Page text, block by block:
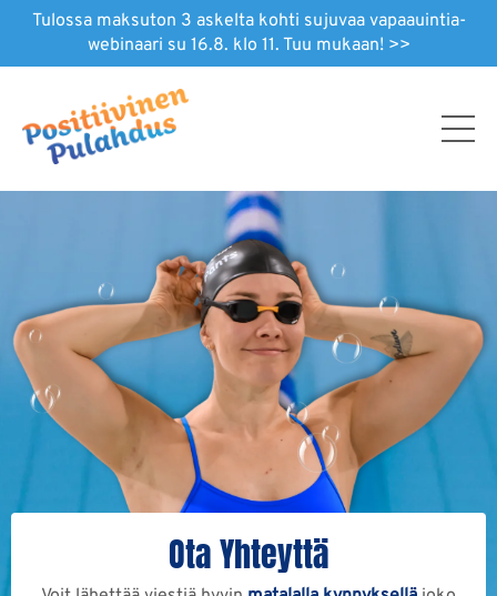
Tulossa maksuton 3 askelta kohti sujuvaa vapaauintia-
webinaari su 16.8. klo 11. Tuu mukaan! >>
Ota Yhteyttä